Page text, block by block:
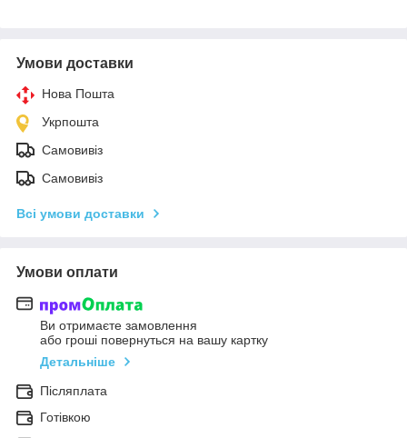
Умови доставки
Нова Пошта
Укрпошта
Самовивіз
Самовивіз
Всі умови доставки
Умови оплати
Ви отримаєте замовлення
або гроші повернуться на вашу картку
Детальніше
Післяплата
Готівкою